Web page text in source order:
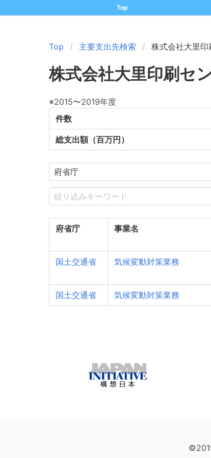
Top
Top 主要支出先検索 株式会社大里印
株式会社大里印刷セ
※2015〜2019年度
件数
総支出額（百万円）
府省庁 事業名
国土交通省 気候変動対策業務
国土交通省 気候変動対策業務